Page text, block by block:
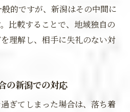
的ですが、新潟はその中間に
比較することで、地域独自の
理解し、相手に失礼のない対
の新潟での対応
ぎてしまった場合は、落ち着